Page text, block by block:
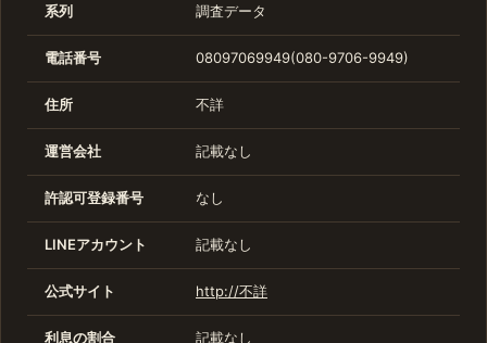
系列 調査データ
電話番号 08097069949(080-9706-9949)
住所 不詳
運営会社 記載なし
許認可登録番号 なし
LINEアカウント 記載なし
公式サイト http://不詳
利息の割合 記載なし